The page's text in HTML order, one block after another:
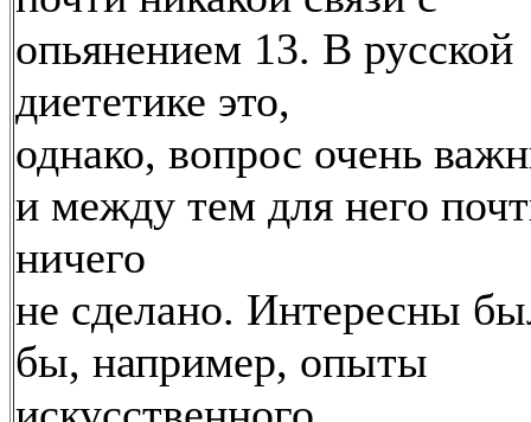
опьянением 13. В русской
диететике это,
однако, вопрос очень
и между тем для него
ничего
не сделано. Интересны
бы, например, опыты